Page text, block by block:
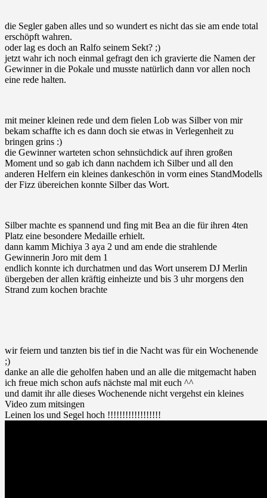
die Segler gaben alles und so wundert es nicht das sie am ende total
erschöpft wahren.
oder lag es doch an Ralfo seinem Sekt? ;)
jetzt wahr ich noch einmal gefragt den ich gravierte die Namen der
Gewinner in die Pokale und musste natürlich dann vor allen noch
eine rede halten.
mit meiner kleinen rede und dem fielen Lob was Silber von mir
bekam schaffte ich es dann doch sie etwas in Verlegenheit zu
bringen grins :)
die Gewinner warteten schon sehnsüchdick auf ihren großen
Moment und so gab ich dann nachdem ich Silber und all den
anderen Helfern ein kleines dankeschön in vorm eines StandModells
der Fizz übereichen konnte Silber das Wort.
Silber machte es spannend und fing mit Bea an die für ihren 4ten
Platz eine besondere Medaille erhielt.
dann kamm Michiya 3 aya 2 und am ende die strahlende
Gewinnerin Joro mit dem 1
endlich konnte ich durchatmen und das Wort unserem DJ Merlin
übergeben der allen kräftig einheizte und bis 3 uhr morgens den
Strand zum kochen brachte
wir feiern und tanzten bis tief in die Nacht was für ein Wochenende
;)
danke an alle die geholfen haben und an alle die mitgemacht haben
ich freue mich schon aufs nächste mal mit euch ^^
und damit ihr alle dieses Wochenende nicht vergehst ein kleines
Video zum mitsingen
Leinen los und Segel hoch !!!!!!!!!!!!!!!!!!